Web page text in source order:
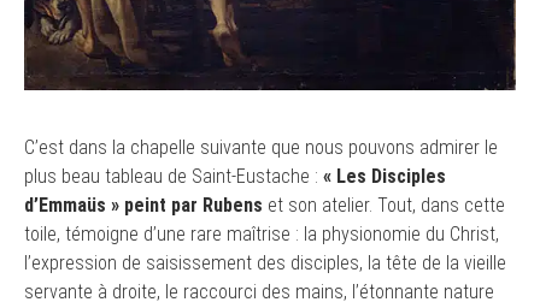
C’est dans la chapelle suivante que nous pouvons admirer le
plus beau tableau de Saint-Eustache : « Les Disciples
d’Emmaüs » peint par Rubens et son atelier. Tout, dans cette
toile, témoigne d’une rare maîtrise : la physionomie du Christ,
l’expression de saisissement des disciples, la tête de la vieille
servante à droite, le raccourci des mains, l’étonnante nature